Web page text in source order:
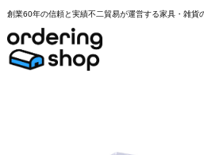
創業60年の信頼と実績不二貿易が運営する家具・雑貨